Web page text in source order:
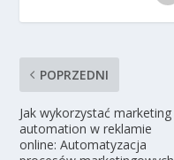
POPRZEDNI
Jak wykorzystać marketing
automation w reklamie
online: Automatyzacja